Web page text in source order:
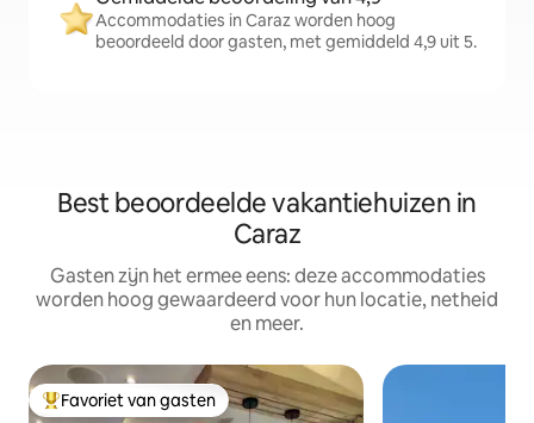
Accommodaties in Caraz worden hoog
beoordeeld door gasten, met gemiddeld 4,9 uit 5.
Best beoordeelde vakantiehuizen in
Caraz
Gasten zijn het ermee eens: deze accommodaties
worden hoog gewaardeerd voor hun locatie, netheid
en meer.
Topfavoriet van gasten
Favoriet van gasten